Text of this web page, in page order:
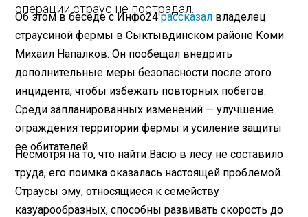
операции страус не пострадал.
Об этом в беседе с Инфо24рассказал владелец
страусиной фермы в Сыктывдинском районе Коми
Михаил Напалков. Он пообещал внедрить
дополнительные меры безопасности после этого
инцидента, чтобы избежать повторных побегов.
Среди запланированных изменений — улучшение
ограждения территории фермы и усиление защиты
ее обитателей.
Несмотря на то, что найти Васю в лесу не составило
труда, его поимка оказалась настоящей проблемой.
Страусы эму, относящиеся к семейству
казуарообразных, способны развивать скорость до